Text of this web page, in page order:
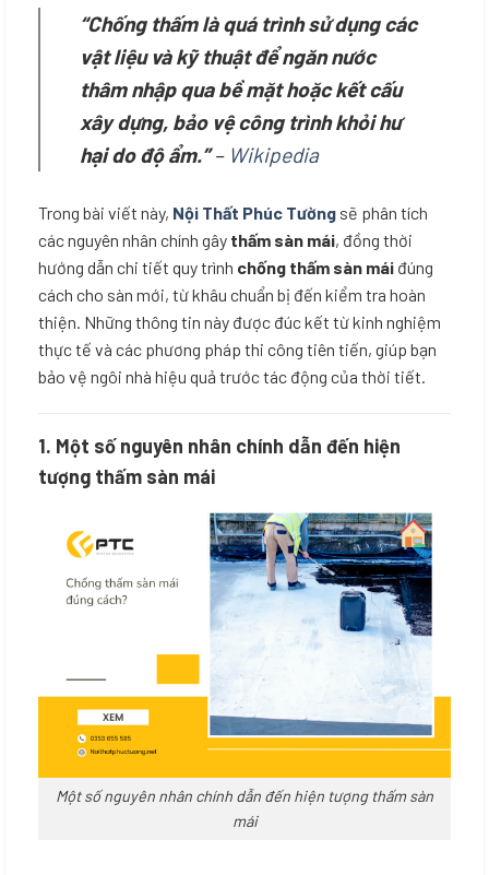
“Chống thấm là quá trình sử dụng các
vật liệu và kỹ thuật để ngăn nước
thâm nhập qua bề mặt hoặc kết cấu
xây dựng, bảo vệ công trình khỏi hư
hại do độ ẩm.”– Wikipedia
Trong bài viết này, Nội Thất Phúc Tường sẽ phân tích
các nguyên nhân chính gây thấm sàn mái, đồng thời
hướng dẫn chi tiết quy trình chống thấm sàn mái đúng
cách cho sàn mới, từ khâu chuẩn bị đến kiểm tra hoàn
thiện. Những thông tin này được đúc kết từ kinh nghiệm
thực tế và các phương pháp thi công tiên tiến, giúp bạn
bảo vệ ngôi nhà hiệu quả trước tác động của thời tiết.
1. Một số nguyên nhân chính dẫn đến hiện
tượng thấm sàn mái
Một số nguyên nhân chính dẫn đến hiện tượng thấm sàn
mái